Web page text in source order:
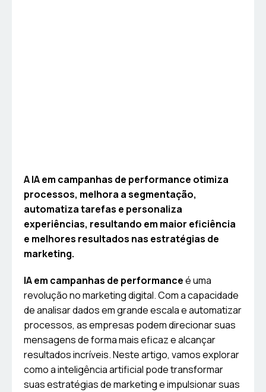
A IA em campanhas de performance otimiza
processos, melhora a segmentação,
automatiza tarefas e personaliza
experiências, resultando em maior eficiência
e melhores resultados nas estratégias de
marketing.
IA em campanhas de performanceé uma
revolução no marketing digital. Com a capacidade
de analisar dados em grande escala e automatizar
processos, as empresas podem direcionar suas
mensagens de forma mais eficaz e alcançar
resultados incríveis. Neste artigo, vamos explorar
como a inteligência artificial pode transformar
suas estratégias de marketing e impulsionar suas